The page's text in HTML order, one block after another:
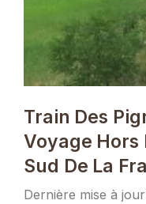
Train Des
Voyage Hors
Sud De La